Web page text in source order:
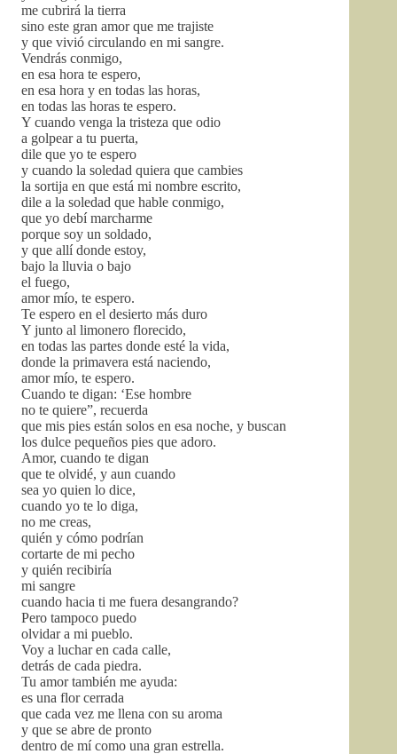
me cubrirá la tierra
sino este gran amor que me trajiste
y que vivió circulando en mi sangre.
Vendrás conmigo,
en esa hora te espero,
en esa hora y en todas las horas,
en todas las horas te espero.
Y cuando venga la tristeza que odio
a golpear a tu puerta,
dile que yo te espero
y cuando la soledad quiera que cambies
la sortija en que está mi nombre escrito,
dile a la soledad que hable conmigo,
que yo debí marcharme
porque soy un soldado,
y que allí donde estoy,
bajo la lluvia o bajo
el fuego,
amor mío, te espero.
Te espero en el desierto más duro
Y junto al limonero florecido,
en todas las partes donde esté la vida,
donde la primavera está naciendo,
amor mío, te espero.
Cuando te digan: ‘Ese hombre
no te quiere”, recuerda
que mis pies están solos en esa noche, y buscan
los dulce pequeños pies que adoro.
Amor, cuando te digan
que te olvidé, y aun cuando
sea yo quien lo dice,
cuando yo te lo diga,
no me creas,
quién y cómo podrían
cortarte de mi pecho
y quién recibiría
mi sangre
cuando hacia ti me fuera desangrando?
Pero tampoco puedo
olvidar a mi pueblo.
Voy a luchar en cada calle,
detrás de cada piedra.
Tu amor también me ayuda:
es una flor cerrada
que cada vez me llena con su aroma
y que se abre de pronto
dentro de mí como una gran estrella.